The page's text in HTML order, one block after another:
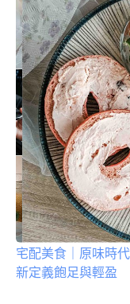
宅配美食｜原味時
新定義飽足與輕盈